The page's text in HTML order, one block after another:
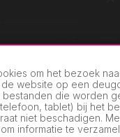
om het bezoek
website op een
bestanden die worden
tablet) bij het
niet beschadigen.
informatie te